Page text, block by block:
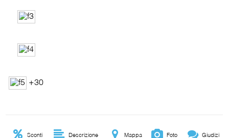
+30
Sconti Descrizione Mappa Foto Giudizi